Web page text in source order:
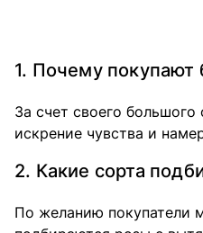
1. Почему покупают
За счет своего
искрение чувства и
2. Какие сорта
По желанию покупатели